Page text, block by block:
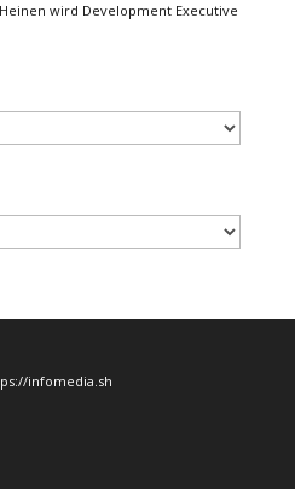
wird Development Executive
infomedia.sh